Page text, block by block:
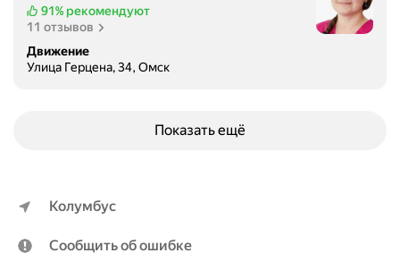
91% рекомендуют
11 отзывов
Движение
Улица Герцена, 34, Омск
Показать ещё
Колумбус
Сообщить об ошибке